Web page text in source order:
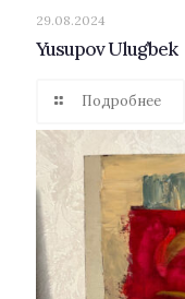
29.08.2024
Yusupov Ulug’bek
Подробнее